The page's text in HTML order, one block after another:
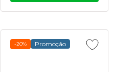
-20% Promoção